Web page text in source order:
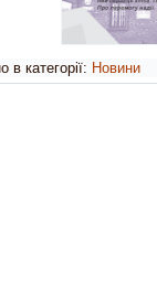
в категорії: Новини